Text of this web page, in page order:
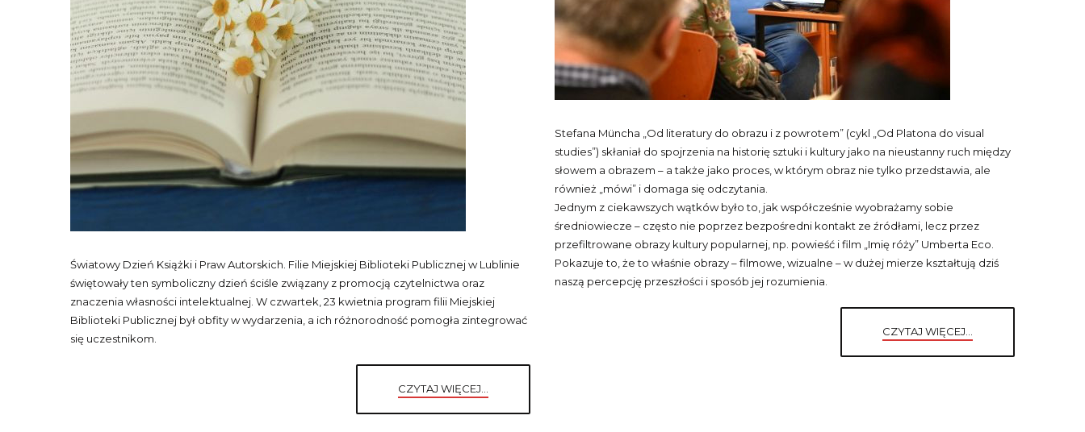
Światowy Dzień Książki i Praw Autorskich. Filie Miejskiej Biblioteki Publicznej w Lublinie
świętowały ten symboliczny dzień ściśle związany z promocją czytelnictwa oraz
znaczenia własności intelektualnej. W czwartek, 23 kwietnia program filii Miejskiej
Biblioteki Publicznej był obfity w wydarzenia, a ich różnorodność pomogła zintegrować
się uczestnikom.
CZYTAJ WIĘCEJ...
Stefana Müncha „Od literatury do obrazu i z powrotem” (cykl „Od Platona do visual
studies”) skłaniał do spojrzenia na historię sztuki i kultury jako na nieustanny ruch między
słowem a obrazem – a także jako proces, w którym obraz nie tylko przedstawia, ale
również „mówi” i domaga się odczytania.
Jednym z ciekawszych wątków było to, jak współcześnie wyobrażamy sobie
średniowiecze – często nie poprzez bezpośredni kontakt ze źródłami, lecz przez
przefiltrowane obrazy kultury popularnej, np. powieść i film „Imię róży” Umberta Eco.
Pokazuje to, że to właśnie obrazy – filmowe, wizualne – w dużej mierze kształtują dziś
naszą percepcję przeszłości i sposób jej rozumienia.
CZYTAJ WIĘCEJ...